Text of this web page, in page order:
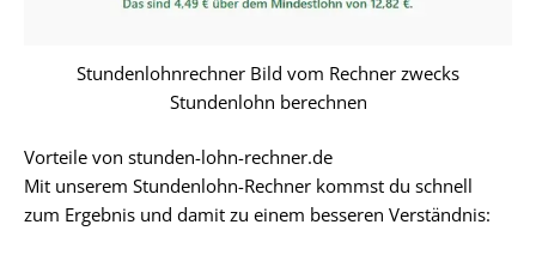
Stundenlohnrechner Bild vom Rechner zwecks
Stundenlohn berechnen
Vorteile von stunden-lohn-rechner.de
Mit unserem Stundenlohn-Rechner kommst du schnell
zum Ergebnis und damit zu einem besseren Verständnis: